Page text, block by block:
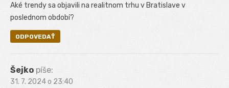
Aké trendy sa objavili na realitnom trhu v Bratislave v
poslednom období?
ODPOVEDAŤ
Šejko píše:
31. 7. 2024 o 23:40